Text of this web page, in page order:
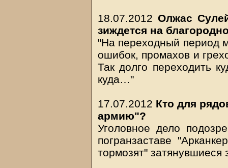
18.07.2012Олжас
зиждется на
"На переходный период
ошибок, промахов и
Так долго переходить
куда…"
17.07.2012 Кто для
армию"?
Уголовное дело
погранзаставе
тормозят" затянувшиеся